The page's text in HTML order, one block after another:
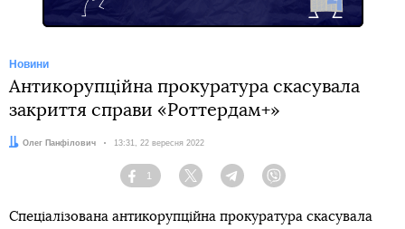
Новини
Антикорупційна прокуратура скасувала
закриття справи «Роттердам+»
Автор:
Олег Панфілович Дата:
13:31, 22 вересня 2022
Facebook
1
Twitter TelegramViber
Спеціалізована антикорупційна прокуратура скасувала